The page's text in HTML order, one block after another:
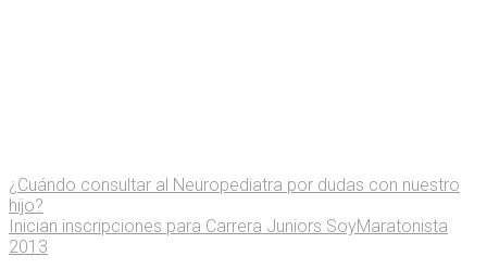
¿Cuándo consultar al Neuropediatra por dudas con nuestro
hijo?
Inician inscripciones para Carrera Juniors SoyMaratonista
2013